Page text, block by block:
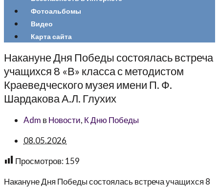
Фотоальбомы
Видео
Карта сайта
Накануне Дня Победы состоялась встреча
учащихся 8 «В» класса с методистом
Краеведческого музея имени П. Ф.
Шардакова А.Л. Глухих
Adm вНовости, К Дню Победы
08.05.2026
Просмотров: 159
Накануне Дня Победы состоялась встреча учащихся 8